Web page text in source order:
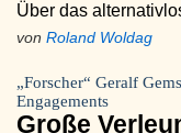
Über das
von Roland Woldag
„Forscher“ Geralf
Engagements
Große